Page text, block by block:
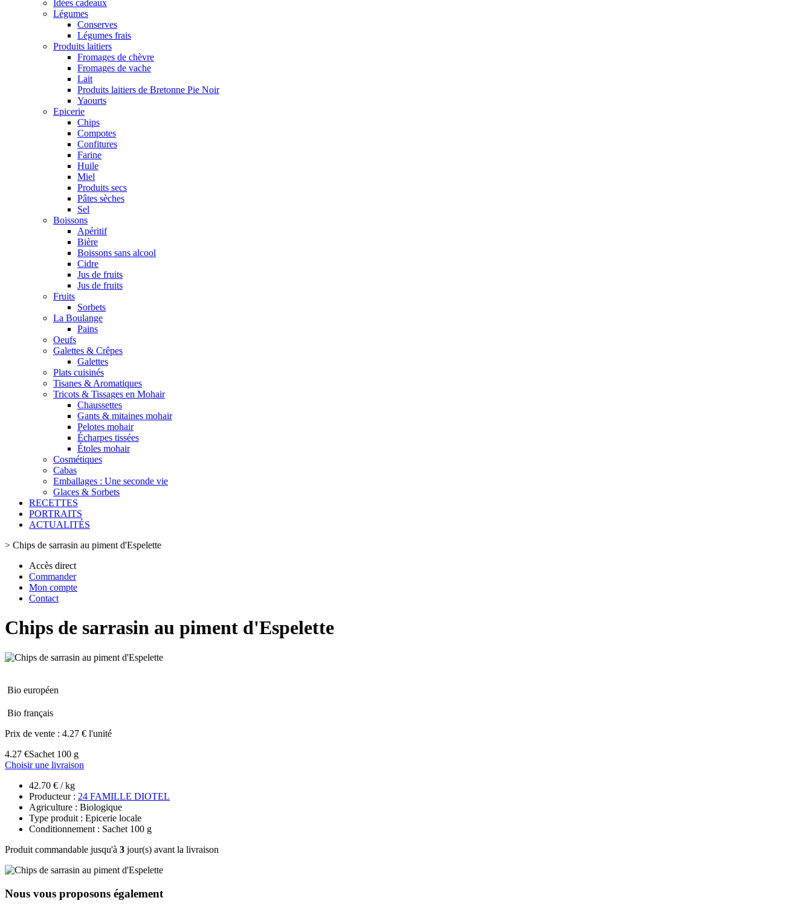
Idées cadeaux
Légumes
Conserves
Légumes frais
Produits laitiers
Fromages de chèvre
Fromages de vache
Lait
Produits laitiers de Bretonne Pie Noir
Yaourts
Epicerie
Chips
Compotes
Confitures
Farine
Huile
Miel
Produits secs
Pâtes sèches
Sel
Boissons
Apéritif
Bière
Boissons sans alcool
Cidre
Jus de fruits
Jus de fruits
Fruits
Sorbets
La Boulange
Pains
Oeufs
Galettes & Crêpes
Galettes
Plats cuisinés
Tisanes & Aromatiques
Tricots & Tissages en Mohair
Chaussettes
Gants & mitaines mohair
Pelotes mohair
Écharpes tissées
Étoles mohair
Cosmétiques
Cabas
Emballages : Une seconde vie
Glaces & Sorbets
RECETTES
PORTRAITS
ACTUALITÉS
> Chips de sarrasin au piment d'Espelette
Accès direct
Commander
Mon compte
Contact
Chips de sarrasin au piment d'Espelette
Bio européen
Bio français
Prix de vente : 4.27 € l'unité
4.27 €Sachet 100 g
Choisir une livraison
42.70 € / kg
Producteur : 24 FAMILLE DIOTEL
Agriculture : Biologique
Type produit : Epicerie locale
Conditionnement : Sachet 100 g
Produit commandable jusqu'à 3 jour(s) avant la livraison
Nous vous proposons également